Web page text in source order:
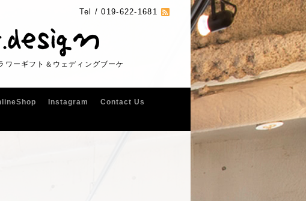
Tel /019-622-1681
ワーギフト＆ウェディングブーケ
Instagram
Contact Us